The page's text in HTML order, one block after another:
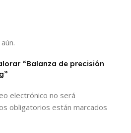
“Balanza de precisión
electrónico no será
obligatorios están marcados